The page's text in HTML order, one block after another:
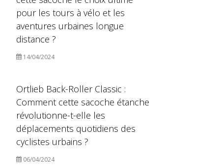
pour les tours à vélo et les
aventures urbaines longue
distance ?
14/04/2024
Ortlieb Back-Roller Classic :
Comment cette sacoche étanche
révolutionne-t-elle les
déplacements quotidiens des
cyclistes urbains ?
06/04/2024